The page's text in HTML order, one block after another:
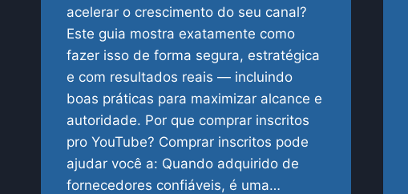
acelerar o crescimento do seu canal?
Este guia mostra exatamente como
fazer isso de forma segura, estratégica
e com resultados reais — incluindo
boas práticas para maximizar alcance e
autoridade. Por que comprar inscritos
pro YouTube? Comprar inscritos pode
ajudar você a: Quando adquirido de
fornecedores confiáveis, é uma…